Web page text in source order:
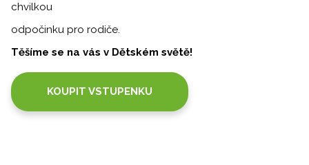
chvilkou
odpočinku pro rodiče.
Těšíme se na vás v Dětském světě!
KOUPIT VSTUPENKU